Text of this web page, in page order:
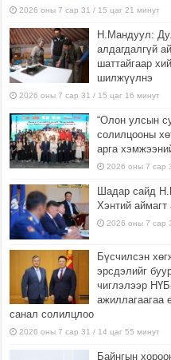
2026 оны 7 сар 31 / 15 цаг 21 минут
Н.Мандуул:
алдагдалгүй
шаттайгаар
шилжүүлнэ
2026 оны 7 сар 31 / 15 цаг 16 минут
“Олон улсын
солилцооны
арга
2026 оны 7 сар
Шадар сайд
Хэнтий
2026 оны 7 сар
Бүсчилсэн
эрсдэлийг
чиглэлээр
ажиллагаагаа
санал солилцлоо
2026 оны 7 сар 31 / 14 цаг 55 минут
Байнгын